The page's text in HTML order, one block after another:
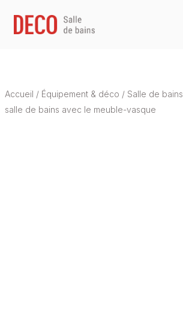
Accueil / Équipement & déco / Salle de bains
salle de bains avec le meuble-vasque